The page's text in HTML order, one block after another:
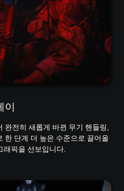
이
전히 새롭게 바뀐 무기 핸들링,
한 단계 더 높은 수준으로 끌어올
래픽을 선보입니다.